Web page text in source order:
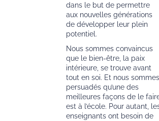
dans le but de permettre
aux nouvelles générations
de développer leur plein
potentiel.
Nous sommes convaincus
que le bien-être, la paix
intérieure, se trouve avant
tout en soi. Et nous sommes
persuadés qu’une des
meilleures façons de le
est à l’école. Pour autant,
enseignants ont besoin de